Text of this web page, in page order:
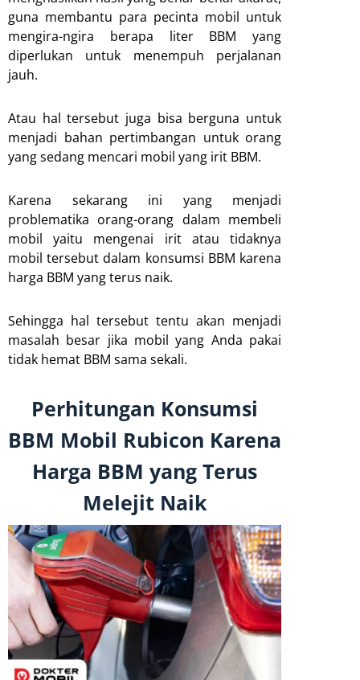
guna membantu para pecinta mobil untuk
mengira-ngira berapa liter BBM yang
diperlukan untuk menempuh perjalanan
jauh.
Atau hal tersebut juga bisa berguna untuk
menjadi bahan pertimbangan untuk orang
yang sedang mencari mobil yang irit BBM.
Karena sekarang ini yang menjadi
problematika orang-orang dalam membeli
mobil yaitu mengenai irit atau tidaknya
mobil tersebut dalam konsumsi BBM karena
harga BBM yang terus naik.
Sehingga hal tersebut tentu akan menjadi
masalah besar jika mobil yang Anda pakai
tidak hemat BBM sama sekali.
Perhitungan Konsumsi
BBM Mobil Rubicon Karena
Harga BBM yang Terus
Melejit Naik